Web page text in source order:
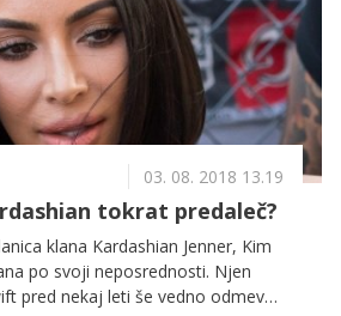
03. 08. 2018 13.19
tokrat predaleč?
klana Kardashian Jenner, Kim
po svoji neposrednosti. Njen
pred nekaj leti še vedno odmeva,